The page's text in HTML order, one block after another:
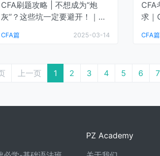
CFA刷题攻略 | 不想成为“炮
灰”？这些坑一定要避开！｜CF
CFA篇 2025-03-14
CFA
求｜
CFA篇
上一页 1 2 3 4 5 6 7
PZ Academy